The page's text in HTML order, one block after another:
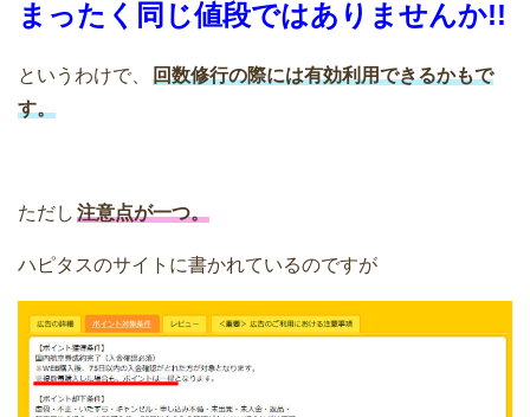
まったく同じ値段ではありませんか!!
というわけで、
回数修行の際には有効利用できるかもで
す。
ただし 注意点が一つ。
ハピタスのサイトに書かれているのですが